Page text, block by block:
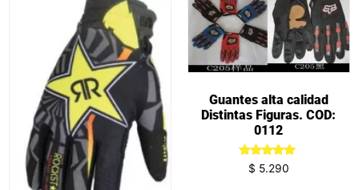
Guantes alta calidad
Distintas Figuras. COD:
0112
Valorado
en
$ 5.290